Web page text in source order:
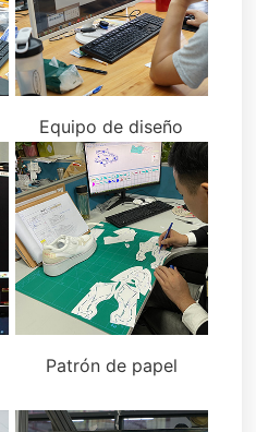
Equipo de diseño
Patrón de papel